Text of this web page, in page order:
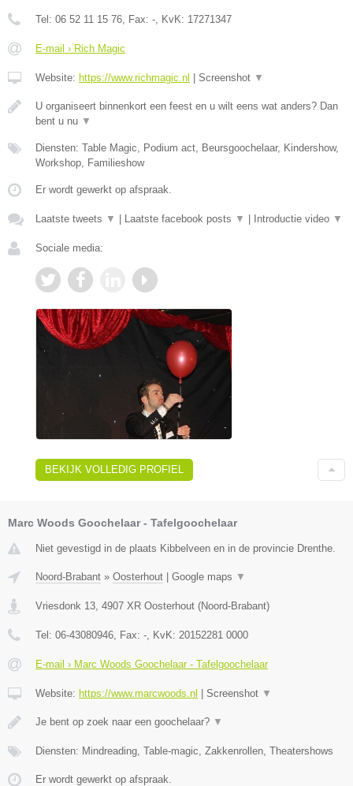
Tel: 06 52 11 15 76 , Fax: - , KvK: 17271347
E-mail › Rich Magic
Website: https://www.richmagic.nl Screenshot ▼
U organiseert binnenkort een feest en u wilt eens wat anders? Dan
bent u nu ▼
Diensten: Table Magic, Podium act, Beursgoochelaar, Kindershow,
Workshop, Familieshow
Er wordt gewerkt op afspraak.
Laatste tweets ▼ Laatste facebook posts ▼ Introductie video ▼
Sociale media:
BEKIJK VOLLEDIG PROFIEL
Marc Woods Goochelaar - Tafelgoochelaar
Niet gevestigd in de plaats Kibbelveen en in de provincie Drenthe.
Noord-Brabant » Oosterhout | Google maps ▼
Vriesdonk 13 4907 XR Oosterhout (Noord-Brabant)
Tel: 06-43080946 , Fax: - , KvK: 20152281 0000
E-mail › Marc Woods Goochelaar - Tafelgoochelaar
Website: https://www.marcwoods.nl | Screenshot ▼
Je bent op zoek naar een goochelaar? ▼
Diensten: Mindreading, Table-magic, Zakkenrollen, Theatershows
Er wordt gewerkt op afspraak.